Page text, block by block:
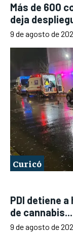
Más de 600
deja
9 de agosto de
Curicó
PDI detiene
de cannabis...
9 de agosto de